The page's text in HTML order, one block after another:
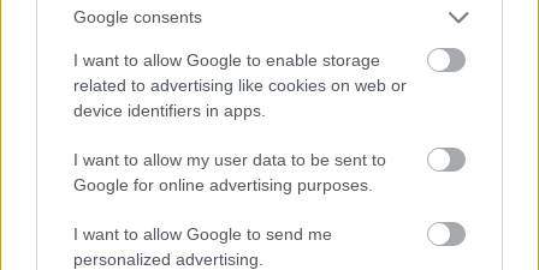
Google consents
I want to allow Google to enable storage
related to advertising like cookies on web or
device identifiers in apps.
I want to allow my user data to be sent to
Google for online advertising purposes.
I want to allow Google to send me
personalized advertising.
válaszom az, hogy a kérdés erősen emberközpontú,
és "állaton" a cuki, szőrös, kedves, meleg, barna
szemű lényeket értjük, és legkevésbé sem a randa,
fészekrabló, fiókákat elnyelő gusztustalanságokat
vagy a bőrünk alá, pláne a beleinkbe furakodó
undormányokat. Ha nem aggódunk értük
egyformán (és nem, ez evidens), akkor a kérdés
lényege egy hangulat, de az a Tiéd, és nincs mit
magyaráznom rajta. Talán ha cuki buddhista lennél,
aki hisz a reinkarnációban... :)